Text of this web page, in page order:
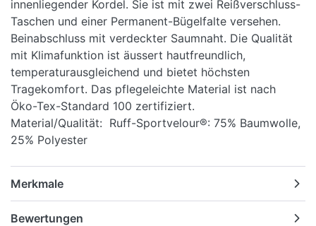
innenliegender Kordel. Sie ist mit zwei Reißverschluss-
Taschen und einer Permanent-Bügelfalte versehen.
Beinabschluss mit verdeckter Saumnaht. Die Qualität
mit Klimafunktion ist äussert hautfreundlich,
temperaturausgleichend und bietet höchsten
Tragekomfort. Das pflegeleichte Material ist nach
Öko-Tex-Standard 100 zertifiziert.
Material/Qualität: Ruff-Sportvelour®: 75% Baumwolle,
25% Polyester
Merkmale
Bewertungen